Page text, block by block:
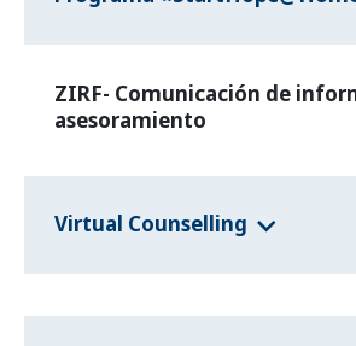
ZIRF- Comunicación de
asesoramiento
Virtual Counselling